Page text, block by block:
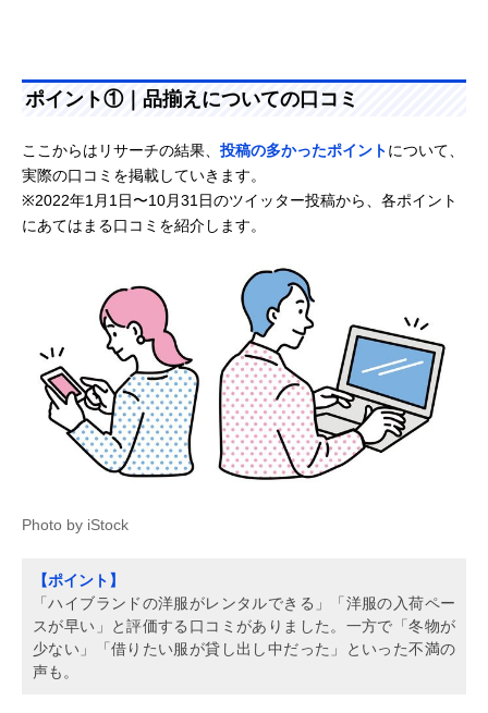
ポイント①｜品揃えについての口コミ
ここからはリサーチの結果、 投稿の多かったポイントについて、
実際の口コミを掲載していきます。
※2022年1月1日〜10月31日のツイッター投稿から、各ポイント
にあてはまる口コミを紹介します。
Photo by iStock
【ポイント】
「ハイブランドの洋服がレンタルできる」「洋服の入荷ペー
スが早い」と評価する口コミがありました。一方で「冬物が
少ない」「借りたい服が貸し出し中だった」といった不満の
声も。